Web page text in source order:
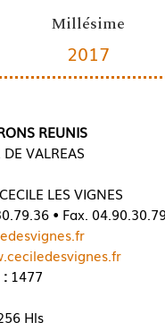
Millésime
2017
REUNIS
VALREAS
LES VIGNES
• Fax.
1477
Hls